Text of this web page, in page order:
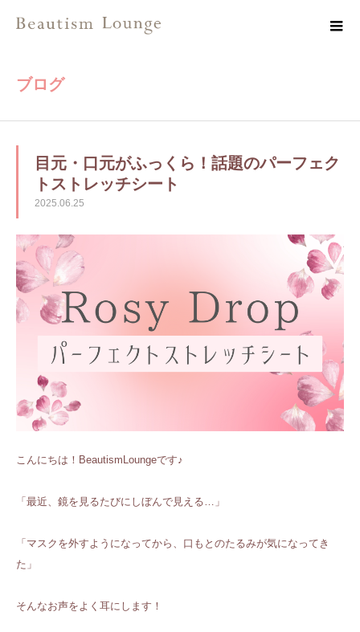
ブログ
目元・口元がふっくら！話題のパーフェク
トストレッチシート
2025.06.25
こんにちは！BeautismLoungeです♪
「最近、鏡を見るたびにしぼんで見える…」
「マスクを外すようになってから、口もとのたるみが気になってき
た」
そんなお声をよく耳にします！